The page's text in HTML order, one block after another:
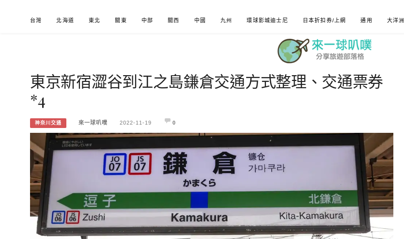
台灣 北海道 東北 關東 中部 關西 中國 九州 環球影城迪士尼 日本折扣券/上網 通用 大洋洲
來一球叭噗
分享日本自助部落格
東京新宿澀谷到江之島鎌倉交通方式整理、交通票券
*4
神奈川交通 來一球叭噗 2022-11-19 0